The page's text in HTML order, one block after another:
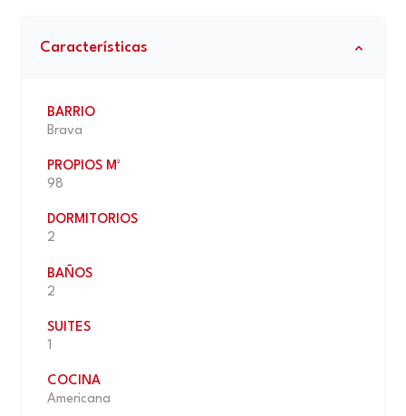
Características
BARRIO
Brava
PROPIOS M²
98
DORMITORIOS
2
BAÑOS
2
SUITES
1
COCINA
Americana